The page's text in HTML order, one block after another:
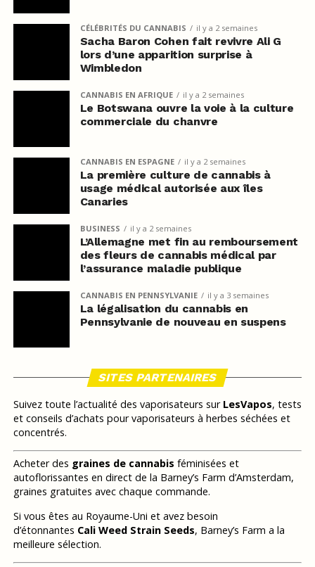
CÉLÉBRITÉS DU CANNABIS il y a 2 semaines
Sacha Baron Cohen fait revivre Ali G
lors d’une apparition surprise à
Wimbledon
CANNABIS EN AFRIQUE il y a 2 semaines
Le Botswana ouvre la voie à la culture
commerciale du chanvre
CANNABIS EN ESPAGNE il y a 2 semaines
La première culture de cannabis à
usage médical autorisée aux îles
Canaries
BUSINESS il y a 2 semaines
L’Allemagne met fin au remboursement
des fleurs de cannabis médical par
l’assurance maladie publique
CANNABIS EN PENNSYLVANIE il y a 3 semaines
La légalisation du cannabis en
Pennsylvanie de nouveau en suspens
SITES PARTENAIRES
Suivez toute l’actualité des vaporisateurs sur LesVapos, tests
et conseils d’achats pour vaporisateurs à herbes séchées et
concentrés.
Acheter des graines de cannabis féminisées et
autoflorissantes en direct de la Barney’s Farm d’Amsterdam,
graines gratuites avec chaque commande.
Si vous êtes au Royaume-Uni et avez besoin
d’étonnantes Cali Weed Strain Seeds, Barney’s Farm a la
meilleure sélection.